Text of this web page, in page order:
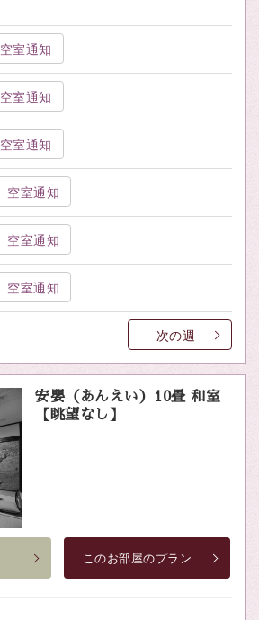
空室通知
空室通知
空室通知
空室通知
空室通知
空室通知
次の週
安嬰（あんえい）10畳 和室
【眺望なし】
このお部屋のプラン